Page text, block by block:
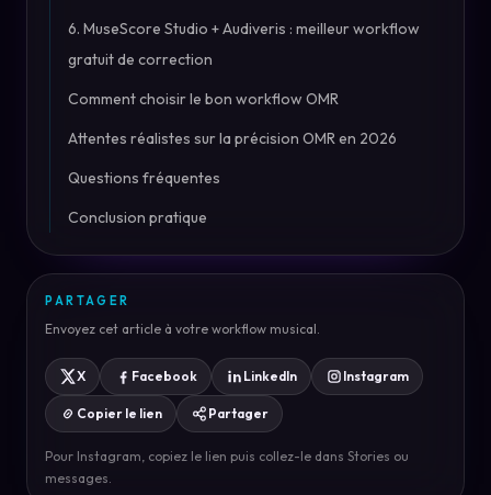
6. MuseScore Studio + Audiveris : meilleur workflow
gratuit de correction
Comment choisir le bon workflow OMR
Attentes réalistes sur la précision OMR en 2026
Questions fréquentes
Conclusion pratique
PARTAGER
Envoyez cet article à votre workflow musical.
X Facebook LinkedIn Instagram
Copier le lien Partager
Pour Instagram, copiez le lien puis collez-le dans Stories ou
messages.